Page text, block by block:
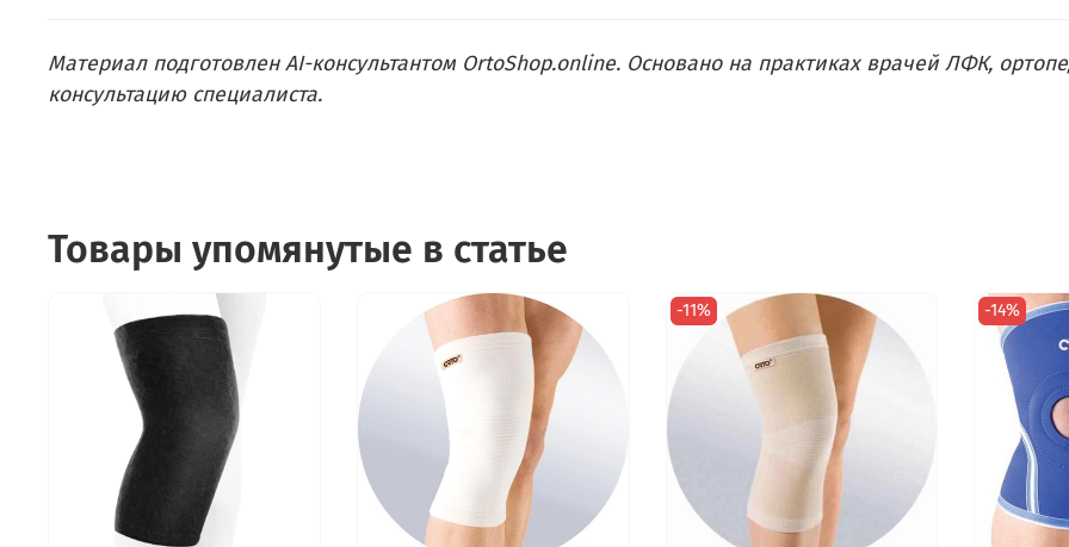
Материал подготовлен AI-консультантом OrtoShop.online. Основано на практиках врачей ЛФК,
консультацию специалиста.
Товары упомянутые в статье
-11% -14%